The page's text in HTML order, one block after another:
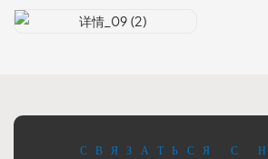
СВЯЗАТЬСЯ С